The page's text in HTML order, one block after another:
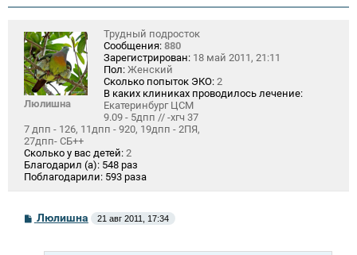
Люлишна
Трудный подросток
Сообщения: 880
Зарегистрирован: 18 май 2011, 21:11
Пол: Женский
Сколько попыток ЭКО: 2
В каких клиниках проводилось лечение:
Екатеринбург ЦСМ
9.09 - 5дпп // -хгч 37
7 дпп - 126, 11дпп - 920, 19дпп - 2ПЯ,
27дпп- СБ++
Сколько у вас детей: 2
Благодарил (а): 548 раз
Поблагодарили: 593 раза
С
Люлишна 21 авг 2011, 17:34